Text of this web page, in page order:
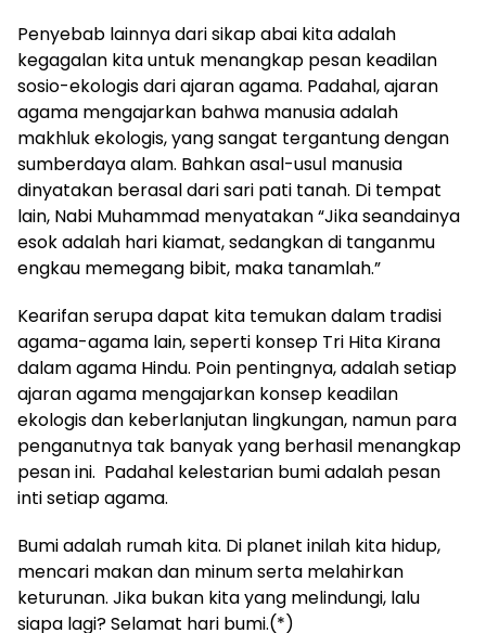
Penyebab lainnya dari sikap abai kita adalah
kegagalan kita untuk menangkap pesan keadilan
sosio-ekologis dari ajaran agama. Padahal, ajaran
agama mengajarkan bahwa manusia adalah
makhluk ekologis, yang sangat tergantung dengan
sumberdaya alam. Bahkan asal-usul manusia
dinyatakan berasal dari sari pati tanah. Di tempat
lain, Nabi Muhammad menyatakan “Jika seandainya
esok adalah hari kiamat, sedangkan di tanganmu
engkau memegang bibit, maka tanamlah.”
Kearifan serupa dapat kita temukan dalam tradisi
agama-agama lain, seperti konsep Tri Hita Kirana
dalam agama Hindu. Poin pentingnya, adalah setiap
ajaran agama mengajarkan konsep keadilan
ekologis dan keberlanjutan lingkungan, namun para
penganutnya tak banyak yang berhasil menangkap
pesan ini. Padahal kelestarian bumi adalah pesan
inti setiap agama.
Bumi adalah rumah kita. Di planet inilah kita hidup,
mencari makan dan minum serta melahirkan
keturunan. Jika bukan kita yang melindungi, lalu
siapa lagi? Selamat hari bumi.(*)